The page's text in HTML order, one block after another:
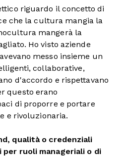
riguardo il concetto di
che la cultura mangia la
mangerà la
Ho visto aziende
messo insieme un
collaborative,
d'accordo e rispettavano
questo erano
di proporre e portare
e rivoluzionaria.
qualità o credenziali
per ruoli manageriali o di